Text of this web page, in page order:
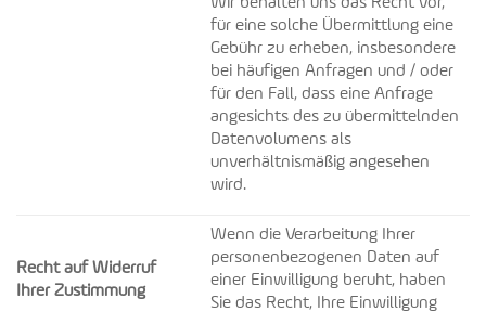
für eine solche Übermittlung eine
Gebühr zu erheben, insbesondere
bei häufigen Anfragen und / oder
für den Fall, dass eine Anfrage
angesichts des zu übermittelnden
Datenvolumens als
unverhältnismäßig angesehen
wird.
Recht auf Widerruf
Ihrer Zustimmung
Wenn die Verarbeitung Ihrer
personenbezogenen Daten auf
einer Einwilligung beruht, haben
Sie das Recht, Ihre Einwilligung